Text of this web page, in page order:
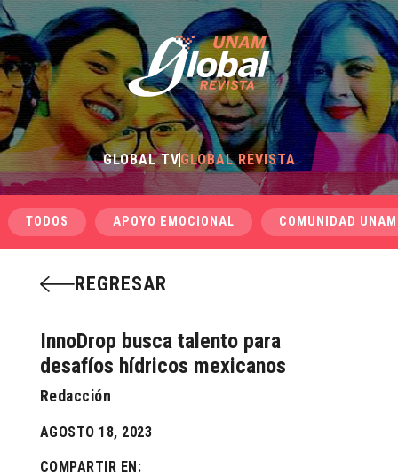
GLOBAL TVGLOBAL REVISTA
TODOS APOYO EMOCIONAL COMUNIDAD UNAM
REGRESAR
InnoDrop busca talento para
desafíos hídricos mexicanos
Redacción
AGOSTO 18, 2023
COMPARTIR EN: